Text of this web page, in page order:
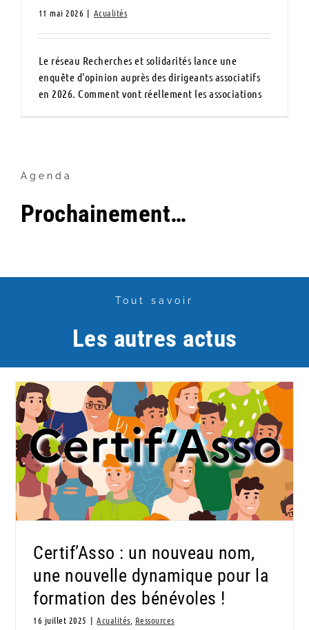
11 mai 2026 | Acualités
Le réseau Recherches et solidarités lance une
enquête d'opinion auprès des dirigeants associatifs
en 2026. Comment vont réellement les associations
Agenda
Prochainement…
Tout savoir
Les autres actus
Certif’Asso : un nouveau nom, une nouvelle
dynamique pour la formation des bénévoles !
Certif’Asso : un nouveau nom,
une nouvelle dynamique pour la
formation des bénévoles !
16 juillet 2025 | Acualités, Ressources